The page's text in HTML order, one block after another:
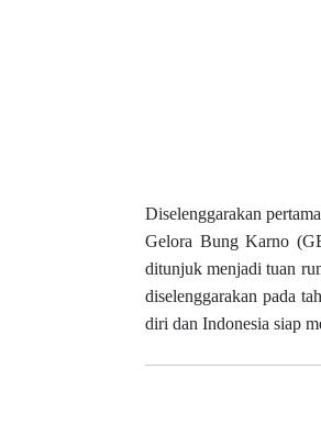
Diselenggarakan
Gelora Bung Karno
ditunjuk menjadi tuan
diselenggarakan pada
diri dan Indonesia siap